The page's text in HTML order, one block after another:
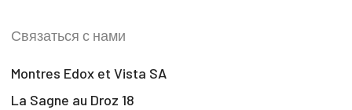
Связаться с нами
Montres Edox et Vista SA
La Sagne au Droz 18